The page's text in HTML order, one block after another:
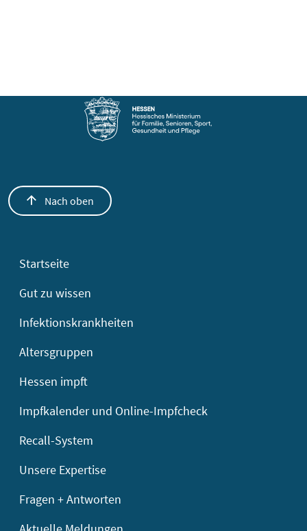
Startseite
Gut zu wissen
Infektionskrankheiten
Altersgruppen
Hessen impft
Impfkalender und Online-Impfcheck
Recall-System
Unsere Expertise
Fragen + Antworten
Nach oben